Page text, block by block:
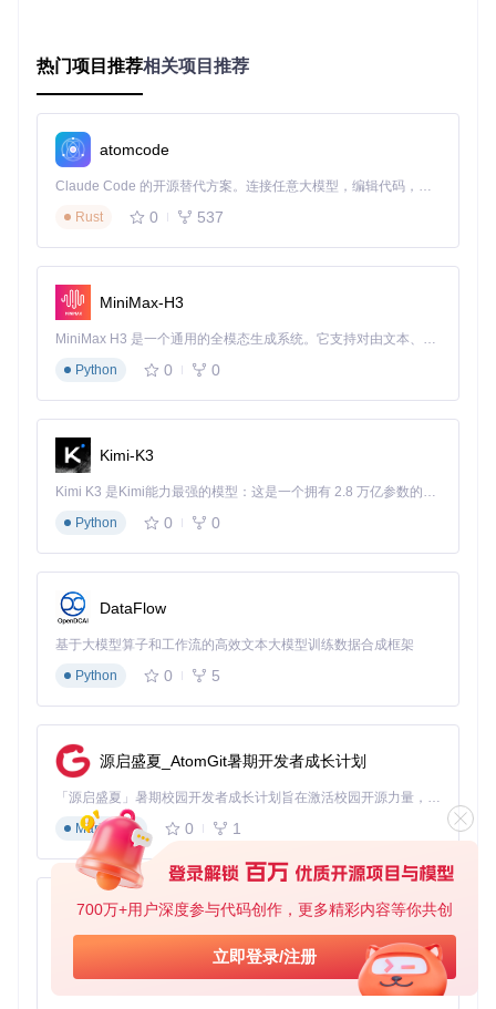
700万+用户深度参与代码创作，更多精彩内容等你共创
立即登录/注册
小型
经销
商
抢购
团队
需要高效协作和
李女士，茅台收藏爱好者
间。系统帮我自动预约，三个月内成功抢购到2瓶茅台，比之
技术原理与实施路径
技术原理简述
预约，通过Redis缓存存储账号信息和配置参数，利用HttpClie
nt模拟用户操作完成预约流程。核心算法包括门店评分系统和
三步快速部署指南
获取项目代码
打开终端，执行以下命令克隆项目代码库：
进入部署目录
切换到Docker部署目录，准备启动系统：
cd
启动系统服务
执行Docker Compose命令，一键启动所有服务组件：
：首次启动需要下载镜像，可能需要几分钟时
热门项目推荐相关项目推荐
atomcode
Claude Code 的开源替代方案。连接任意大模型，编辑代码，运行命令，自动验证 — 全自动执行。用 Rust 构建，极致性能。 ｜ An open-source alternative to Claude Code. Connect any LLM, edit code, run commands, and verify changes — autonomously. Built in Rust for speed. Get Started
Rust
0 537
MiniMax-H3
MiniMax H3 是一个通用的全模态生成系统。它支持对由文本、图像、视频和音频组成的多模态上下文进行统一理解，并能生成分辨率高达 2K、时长可达 15 秒的带原生立体声音频的视频。得益于面向任务泛化的系统设计，H3 在预训练阶段就已具备广泛的多模态上下文理解与生成能力，能够出色地执行复杂的多模态指令。
Python
0 0
Kimi-K3
Kimi K3 是Kimi能力最强的模型：这是一个拥有 2.8 万亿参数的混合专家（MoE）模型，具备原生视觉理解能力，并支持 100 万 token 的上下文窗口。
Python
0 0
DataFlow
基于大模型算子和工作流的高效文本大模型训练数据合成框架
Python
0 5
源启盛夏_AtomGit暑期开发者成长计划
「源启盛夏」暑期校园开发者成长计划旨在激活校园开源力量，通过积分激励、认证扶持、资源倾斜等形式，引导高校组织和开发者完成「入驻 — 建项目 — 做贡献 — 获认证 — 得资源」的完整闭环。无论你是想带领社团入驻平台的组织者，还是希望用代码贡献证明自己的开发者，都能在这里找到属于你的成长路径。
Markdown
0 1
py-xiaozhi
基于Python的Xiaozhi AI，适用于想要完整Xiaozhi体验而无需拥有专用硬件的用户。
Python
0 1